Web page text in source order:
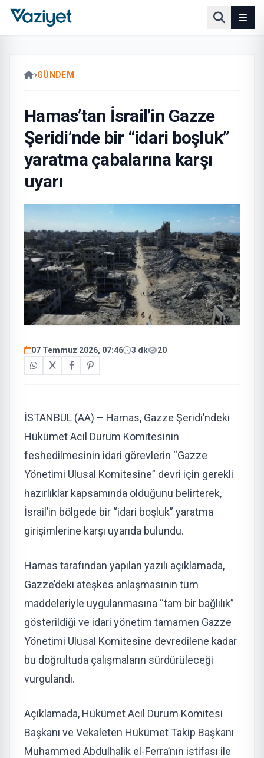
GÜNDEM
Hamas’tan İsrail’in Gazze
Şeridi’nde bir “idari boşluk”
yaratma çabalarına karşı
uyarı
07 Temmuz 2026, 07:46 3 dk 20
İSTANBUL (AA) – Hamas, Gazze Şeridi’ndeki
Hükümet Acil Durum Komitesinin
feshedilmesinin idari görevlerin “Gazze
Yönetimi Ulusal Komitesine” devri için gerekli
hazırlıklar kapsamında olduğunu belirterek,
İsrail’in bölgede bir “idari boşluk” yaratma
girişimlerine karşı uyarıda bulundu.
Hamas tarafından yapılan yazılı açıklamada,
Gazze’deki ateşkes anlaşmasının tüm
maddeleriyle uygulanmasına “tam bir bağlılık”
gösterildiği ve idari yönetim tamamen Gazze
Yönetimi Ulusal Komitesine devredilene kadar
bu doğrultuda çalışmaların sürdürüleceği
vurgulandı.
Açıklamada, Hükümet Acil Durum Komitesi
Başkanı ve Vekaleten Hükümet Takip Başkanı
Muhammed Abdulhalik el-Ferra’nın istifası ile